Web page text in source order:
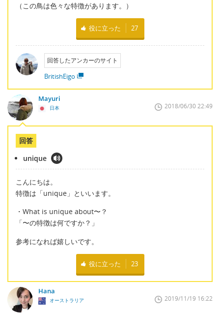
（この鳥は色々な特徴があります。）
役に立った 27
回答したアンカーのサイト
BritishEigo
Mayuri
日本 2018/06/30 22:49
回答
unique
こんにちは。
特徴は「unique」といいます。
・What is unique about〜？
「〜の特徴は何ですか？」
参考になれば嬉しいです。
役に立った 23
Hana
オーストラリア 2019/11/19 16:22